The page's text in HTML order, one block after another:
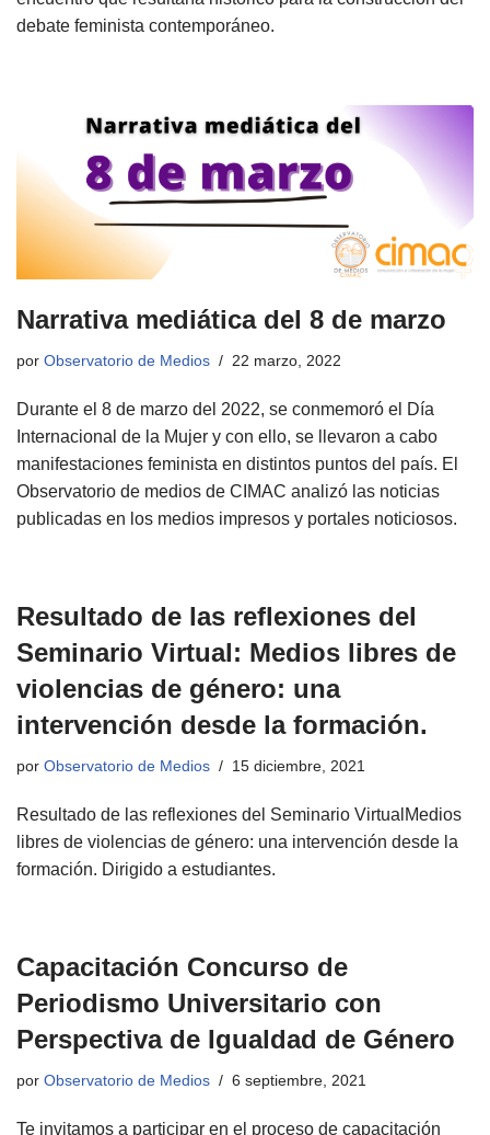
debate feminista contemporáneo.
Narrativa mediática del 8 de marzo
por Observatorio de Medios 22 marzo, 2022
Durante el 8 de marzo del 2022, se conmemoró el Día
Internacional de la Mujer y con ello, se llevaron a cabo
manifestaciones feminista en distintos puntos del país. El
Observatorio de medios de CIMAC analizó las noticias
publicadas en los medios impresos y portales noticiosos.
Resultado de las reflexiones del
Seminario Virtual: Medios libres de
violencias de género: una
intervención desde la formación.
por Observatorio de Medios 15 diciembre, 2021
Resultado de las reflexiones del Seminario VirtualMedios
libres de violencias de género: una intervención desde la
formación. Dirigido a estudiantes.
Capacitación Concurso de
Periodismo Universitario con
Perspectiva de Igualdad de Género
por Observatorio de Medios 6 septiembre, 2021
Te invitamos a participar en el proceso de capacitación